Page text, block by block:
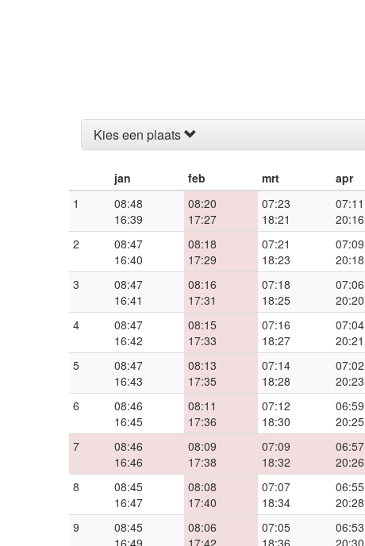
Kies een plaats
jan feb mrt apr
1
08:48
16:39
08:20
17:27
07:23
18:21
07:11
20:16
2
08:47
16:40
08:18
17:29
07:21
18:23
07:09
20:18
3
08:47
16:41
08:16
17:31
07:18
18:25
07:06
20:20
4
08:47
16:42
08:15
17:33
07:16
18:27
07:04
20:21
5
08:47
16:43
08:13
17:35
07:14
18:28
07:02
20:23
6
08:46
16:45
08:11
17:36
07:12
18:30
06:59
20:25
7
08:46
16:46
08:09
17:38
07:09
18:32
06:57
20:26
8
08:45
16:47
08:08
17:40
07:07
18:34
06:55
20:28
9
08:45
16:49
08:06
17:42
07:05
18:36
06:53
20:30